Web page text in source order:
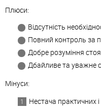
Плюси:
Відсутність
Повний контроль за
Добре розуміння
Дбайливе та уважне
Мінуси:
Нестача практичних